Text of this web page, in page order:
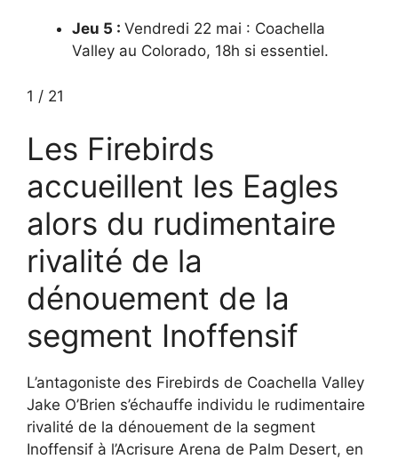
Jeu 5 : Vendredi 22 mai : Coachella
Valley au Colorado, 18h si essentiel.
1 / 21
Les Firebirds
accueillent les Eagles
alors du rudimentaire
rivalité de la
dénouement de la
segment Inoffensif
L’antagoniste des Firebirds de Coachella Valley
Jake O’Brien s’échauffe individu le rudimentaire
rivalité de la dénouement de la segment
Inoffensif à l’Acrisure Arena de Palm Desert, en